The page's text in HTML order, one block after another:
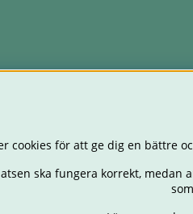
cookies för att ge dig en bättre
ska fungera korrekt,